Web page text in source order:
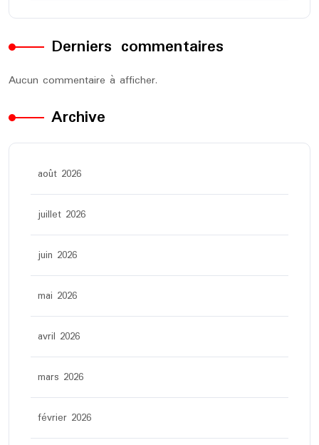
Derniers commentaires
Aucun commentaire à afficher.
Archive
août 2026
juillet 2026
juin 2026
mai 2026
avril 2026
mars 2026
février 2026